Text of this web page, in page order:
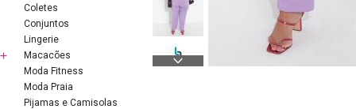
Coletes
Conjuntos
Lingerie
Macacões
Moda Fitness
Moda Praia
Pijamas e Camisolas